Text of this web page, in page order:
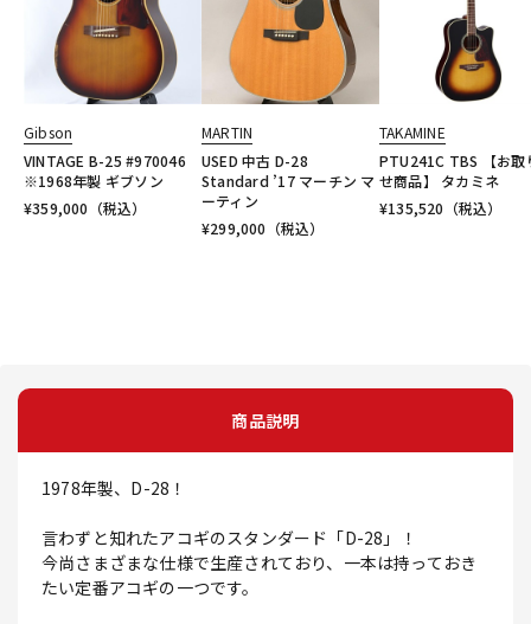
Gibson
VINTAGE B-25 #970046
※1968年製 ギブソン
¥359,000 （税込）
MARTIN
USED 中古 D-28
Standard ’17 マーチン マ
ーティン
¥299,000 （税込）
TAKAMINE
PTU241C TBS 【お取
せ商品】 タカミネ
¥135,520 （税込）
商品説明
1978年製、D-28！
言わずと知れたアコギのスタンダード「D-28」！
今尚さまざまな仕様で生産されており、一本は持っておき
たい定番アコギの一つです。